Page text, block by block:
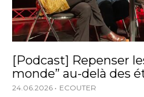
[Podcast] Repenser
monde” au-delà des
24.06.2026 ECOUTER